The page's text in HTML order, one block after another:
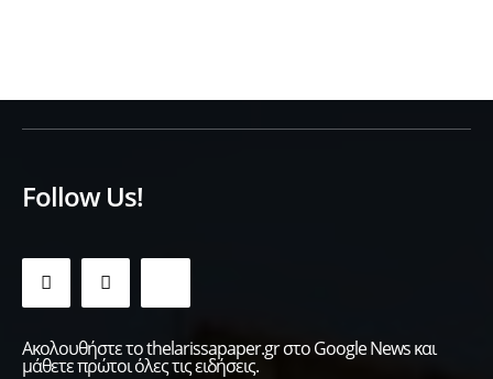
Follow Us!
Ακολουθήστε το thelarissapaper.gr στο Google News και
μάθετε πρώτοι όλες τις ειδήσεις.